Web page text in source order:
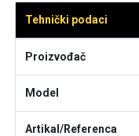
Tehnički podaci
Proizvođač
Model
Artikal/Referenca